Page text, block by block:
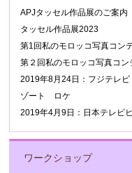
APJタッセル作品展のご案内
タッセル作品展2023
第1回私のモロッコ写真コン
第２回私のモロッコ写真コン
2019年8月24日：フジテレ
ゾート ロケ
2019年4月9日：日本テレビ
ワークショップ